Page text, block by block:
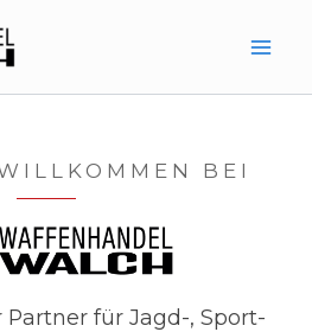
BEI
für Jagd-, Sport-